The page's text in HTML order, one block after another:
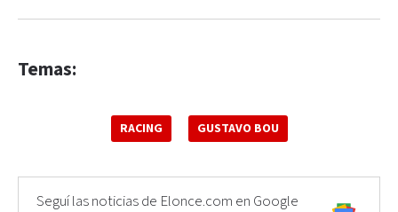
Temas:
RACING GUSTAVO BOU
Seguí las noticias de Elonce.com en Google